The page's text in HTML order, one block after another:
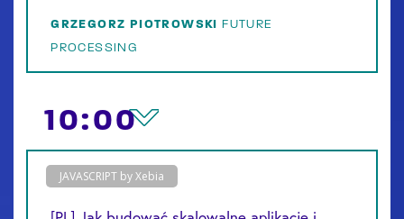
GRZEGORZ PIOTROWSKI FUTURE
PROCESSING
10:00
JAVASCRIPT by Xebia